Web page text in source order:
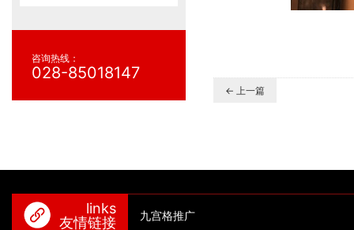
咨询热线：
028-85018147
← 上一篇
links
友情链接
九宫格推广